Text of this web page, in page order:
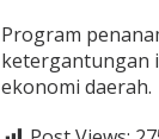
Program
ketergantungan
ekonomi daerah.